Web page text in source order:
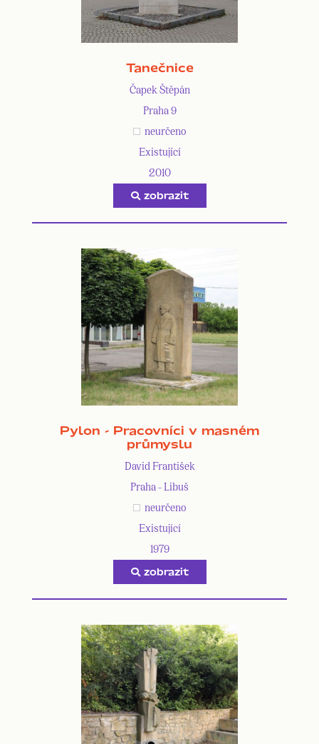
Tanečnice
Čapek Štěpán
Praha 9
neurčeno
Existující
2010
zobrazit
Pylon - Pracovníci v masném
průmyslu
David František
Praha - Libuš
neurčeno
Existující
1979
zobrazit